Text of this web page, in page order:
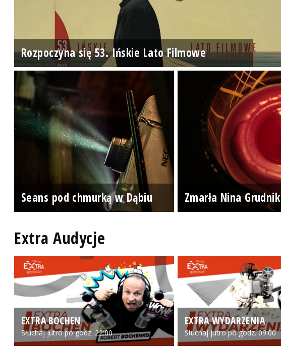
Rozpoczyna się 53. Ińskie Lato Filmowe
Seans pod chmurką w Dąbiu Zmarła Nina Grudnik
Extra Audycje
EXTRA BOCHEN
Słuchaj jutro po godz. 22:00
EXTRA WYDARZENIA
Słuchaj jutro po godz. 09:00